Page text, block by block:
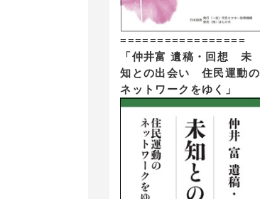
=================
「仲井富 遺稿・回想 未
知との出会い 住民運動の
ネットワークをゆく」